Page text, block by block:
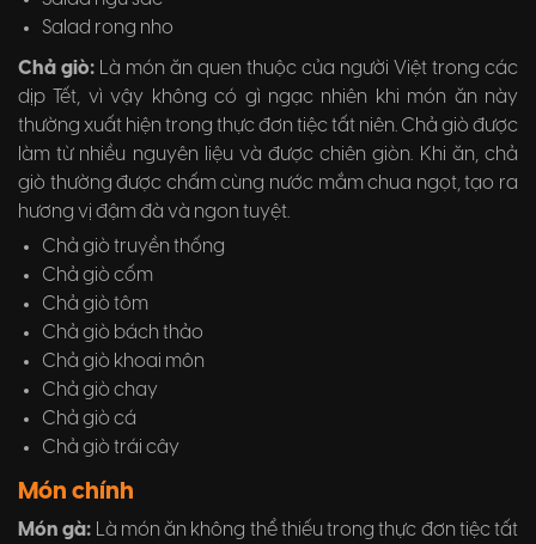
Salad rong nho
Chả giò: Là món ăn quen thuộc của người Việt trong các
dịp Tết, vì vậy không có gì ngạc nhiên khi món ăn này
thường xuất hiện trong thực đơn tiệc tất niên. Chả giò được
làm từ nhiều nguyên liệu và được chiên giòn. Khi ăn, chả
giò thường được chấm cùng nước mắm chua ngọt, tạo ra
hương vị đậm đà và ngon tuyệt.
Chả giò truyền thống
Chả giò cốm
Chả giò tôm
Chả giò bách thảo
Chả giò khoai môn
Chả giò chay
Chả giò cá
Chả giò trái cây
Món chính
Món gà: Là món ăn không thể thiếu trong thực đơn tiệc tất